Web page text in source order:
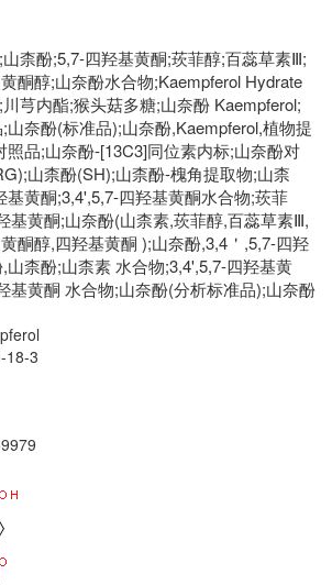
柰酚;5,7-四羟基黄酮;莰菲醇;百蕊草素Ⅲ;
酮醇;山奈酚水合物;Kaempferol Hydrate
芎内酯;猴头菇多糖;山奈酚 Kaempferol;
山奈酚(标准品);山奈酚,Kaempferol,植物提
照品;山奈酚-[13C3]同位素内标;山奈酚对
山柰酚(SH);山柰酚-槐角提取物;山柰
基黄酮;3,4',5,7-四羟基黄酮水合物;莰菲
基黄酮;山奈酚(山柰素,莰菲醇,百蕊草素Ⅲ,
酮醇,四羟基黄酮 );山奈酚,3,4＇,5,7-四羟
山柰酚;山柰素 水合物;3,4',5,7-四羟基黄
基黄酮 水合物;山奈酚(分析标准品);山奈酚
18-3